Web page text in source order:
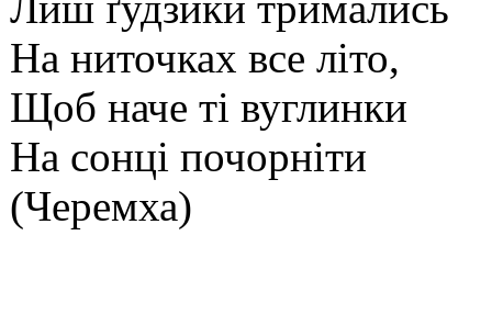
На ниточках все літо,
Щоб наче ті вуглинки
На сонці почорніти
(Черемха)